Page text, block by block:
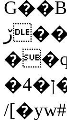
ڒ���n����%J^�}
/